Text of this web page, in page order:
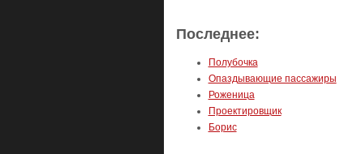
Последнее:
Полубочка
Опаздывающие пассажиры
Роженица
Проектировщик
Борис